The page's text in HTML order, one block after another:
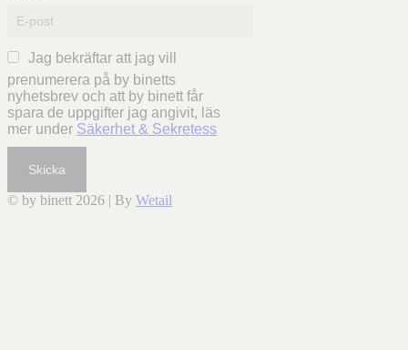
Jag bekräftar att jag vill
prenumerera på by binetts
nyhetsbrev och att by binett får
spara de uppgifter jag angivit, läs
mer under Säkerhet & Sekretess
Skicka
© by binett 2026 | By Wetail